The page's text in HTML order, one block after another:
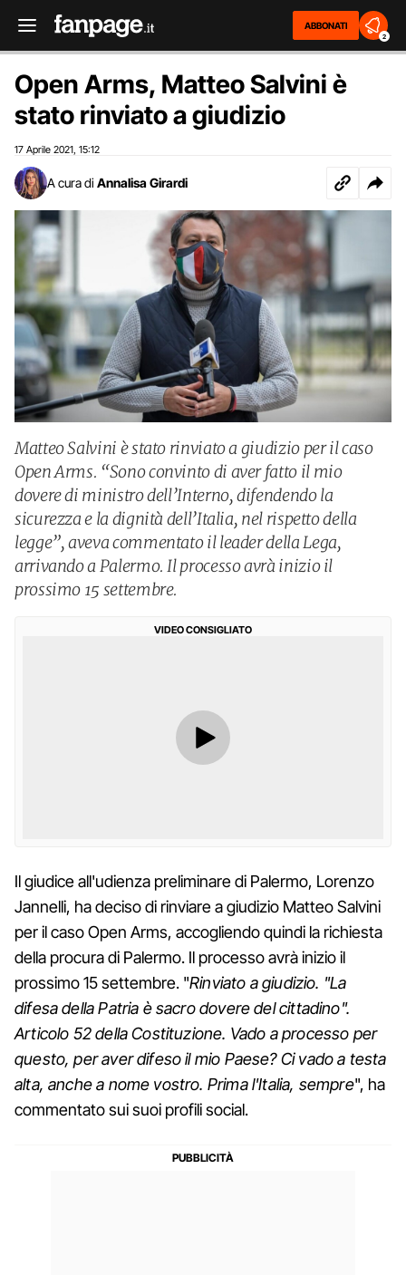
ABBONATI
2
Open Arms, Matteo Salvini è
stato rinviato a giudizio
17 Aprile 2021 15:12
A cura di Annalisa Girardi
Matteo Salvini è stato rinviato a giudizio per il caso
Open Arms. “Sono convinto di aver fatto il mio
dovere di ministro dell’Interno, difendendo la
sicurezza e la dignità dell’Italia, nel rispetto della
legge”, aveva commentato il leader della Lega,
arrivando a Palermo. Il processo avrà inizio il
prossimo 15 settembre.
VIDEO CONSIGLIATO
Il giudice all'udienza preliminare di Palermo, Lorenzo
Jannelli, ha deciso di rinviare a giudizio Matteo Salvini
per il caso Open Arms, accogliendo quindi la richiesta
della procura di Palermo. Il processo avrà inizio il
prossimo 15 settembre. "Rinviato a giudizio. "La
difesa della Patria è sacro dovere del cittadino".
Articolo 52 della Costituzione. Vado a processo per
questo, per aver difeso il mio Paese? Ci vado a testa
alta, anche a nome vostro. Prima l'Italia, sempre", ha
commentato sui suoi profili social.